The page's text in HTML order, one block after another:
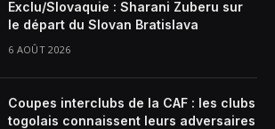
Exclu/Slovaquie : Sharani Zuberu sur
le départ du Slovan Bratislava
6 AOÛT 2026
Coupes interclubs de la CAF : les clubs
togolais connaissent leurs adversaires